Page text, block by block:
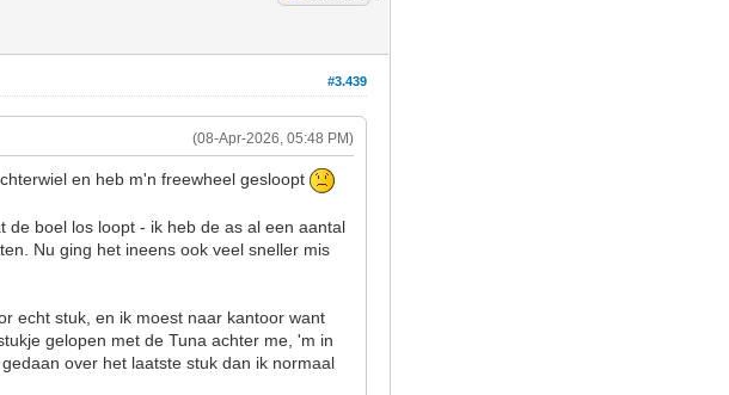
#3.439
(08-Apr-2026, 05:48 PM)
en heb m'n freewheel gesloopt
de boel los loopt - ik heb de as al een aantal
Nu ging het ineens ook veel sneller mis
echt stuk, en ik moest naar kantoor want
gelopen met de Tuna achter me, 'm in
over het laatste stuk dan ik normaal